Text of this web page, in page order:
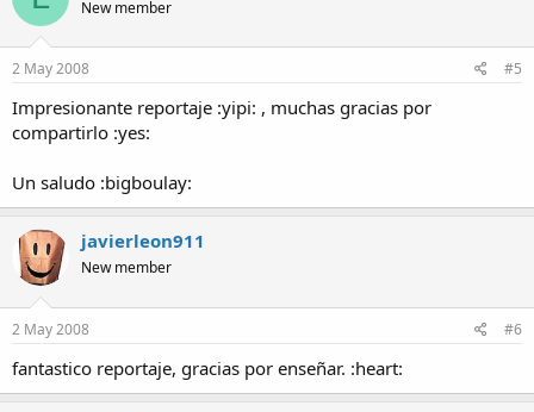
New member
2 May 2008 #5
Impresionante reportaje :yipi: , muchas gracias por
compartirlo :yes:
Un saludo :bigboulay:
javierleon911
New member
2 May 2008 #6
fantastico reportaje, gracias por enseñar. :heart: